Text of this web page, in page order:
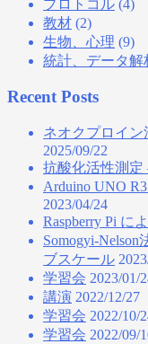
プロトコル (4)
教材 (2)
生物、心理 (9)
統計、データ解
Recent Posts
ネオクプロイ
2025/09/22
抗酸化活性測定
Arduino UNO
2023/04/24
Raspberry Pi に
Somogyi-
ブスケール
学習会 2023/01/
講演 2022/12/27
学習会 2022/10/
学習会 2022/09/